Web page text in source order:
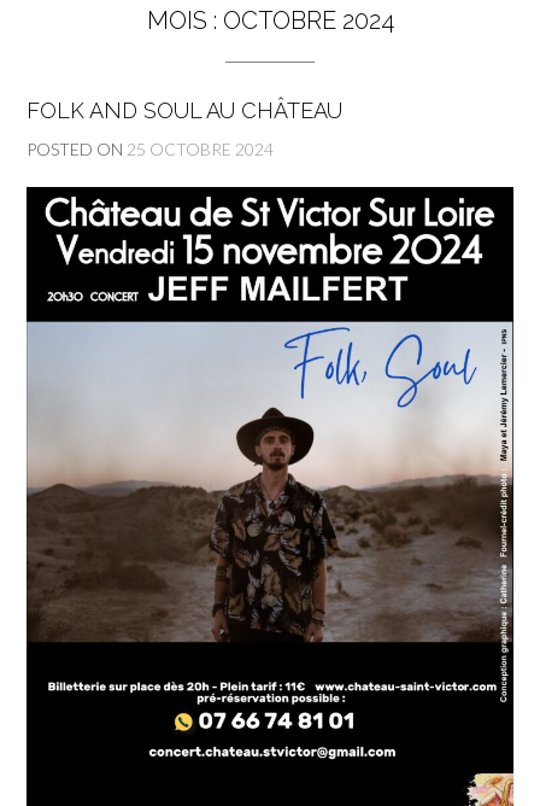
MOIS : OCTOBRE 2024
FOLK AND SOUL AU CHÂTEAU
POSTED ON 25 OCTOBRE 2024